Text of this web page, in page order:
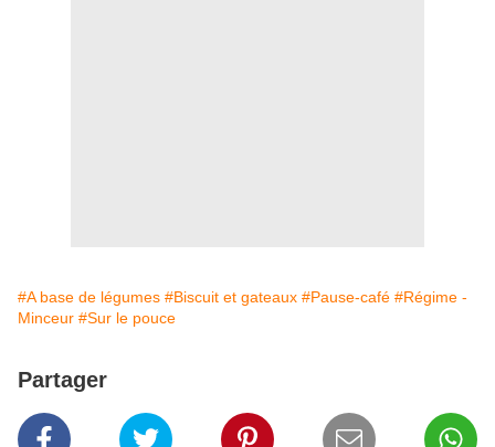
#A base de légumes #Biscuit et gateaux #Pause-café #Régime -
Minceur #Sur le pouce
Partager